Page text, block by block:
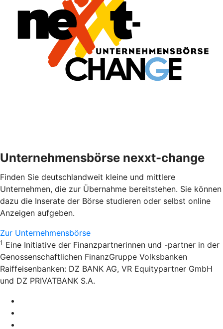
Unternehmensbörse nexxt-change
Finden Sie deutschlandweit kleine und mittlere
Unternehmen, die zur Übernahme bereitstehen. Sie können
dazu die Inserate der Börse studieren oder selbst online
Anzeigen aufgeben.
Zur Unternehmensbörse
1 Eine Initiative der Finanzpartnerinnen und -partner in der
Genossenschaftlichen FinanzGruppe Volksbanken
Raiffeisenbanken: DZ BANK AG, VR Equitypartner GmbH
und DZ PRIVATBANK S.A.